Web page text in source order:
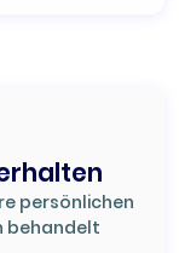
persönlichen
behandelt